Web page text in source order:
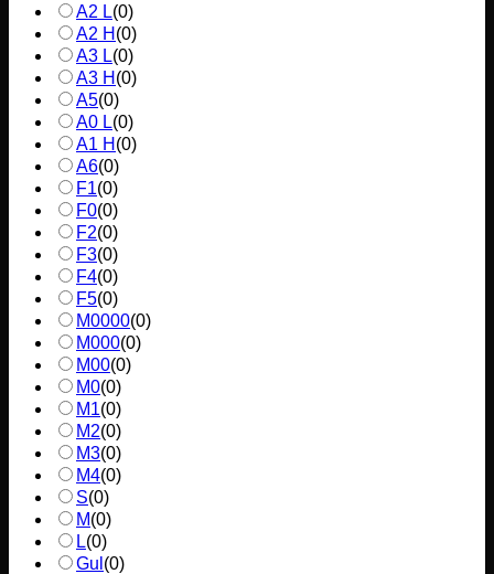
A2 L(0)
A2 H (0)
A3 L(0)
A3 H (0)
A5(0)
A0 L(0)
A1 H (0)
A6(0)
F1(0)
F0(0)
F2(0)
F3(0)
F4(0)
F5(0)
M0000(0)
M000(0)
M00(0)
M0(0)
M1(0)
M2(0)
M3(0)
M4(0)
S(0)
M(0)
L(0)
Gul (0)